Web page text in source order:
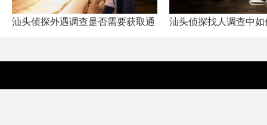
汕头侦探外遇调查是否需要获取通 汕头侦探找人调查中